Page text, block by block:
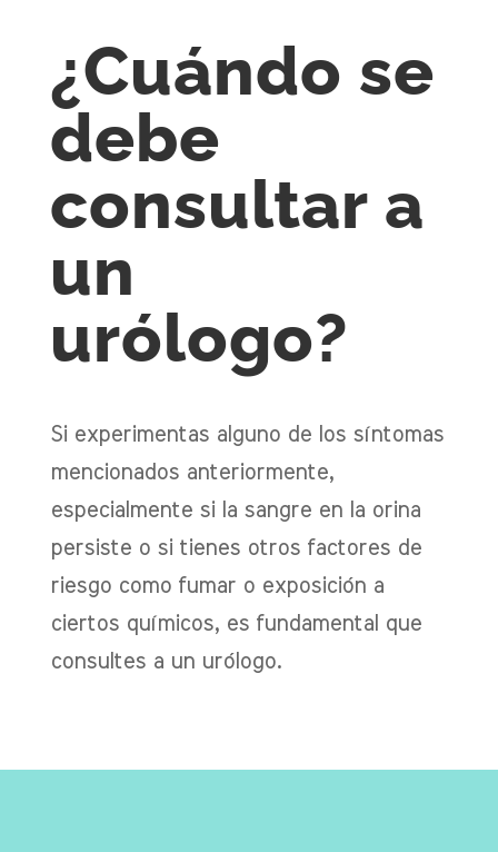
¿Cuándo se
debe
consultar a
un
urólogo?
Si experimentas alguno de los síntomas
mencionados anteriormente,
especialmente si la sangre en la orina
persiste o si tienes otros factores de
riesgo como fumar o exposición a
ciertos químicos, es fundamental que
consultes a un urólogo.